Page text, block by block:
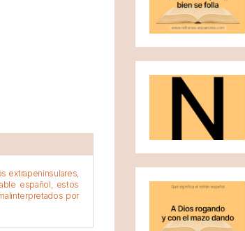
extrapeninsulares,
español, estos
por